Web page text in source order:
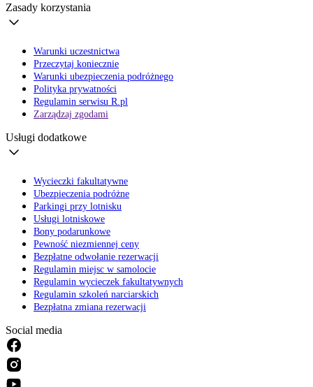
Zasady korzystania
Warunki uczestnictwa
Przeczytaj koniecznie
Warunki ubezpieczenia podróżnego
Polityka prywatności
Regulamin serwisu R.pl
Zarządzaj zgodami
Usługi dodatkowe
Wycieczki fakultatywne
Ubezpieczenia podróżne
Parkingi przy lotnisku
Usługi lotniskowe
Bony podarunkowe
Pewność niezmiennej ceny
Bezpłatne odwołanie rezerwacji
Regulamin miejsc w samolocie
Regulamin wycieczek fakultatywnych
Regulamin szkoleń narciarskich
Bezpłatna zmiana rezerwacji
Social media